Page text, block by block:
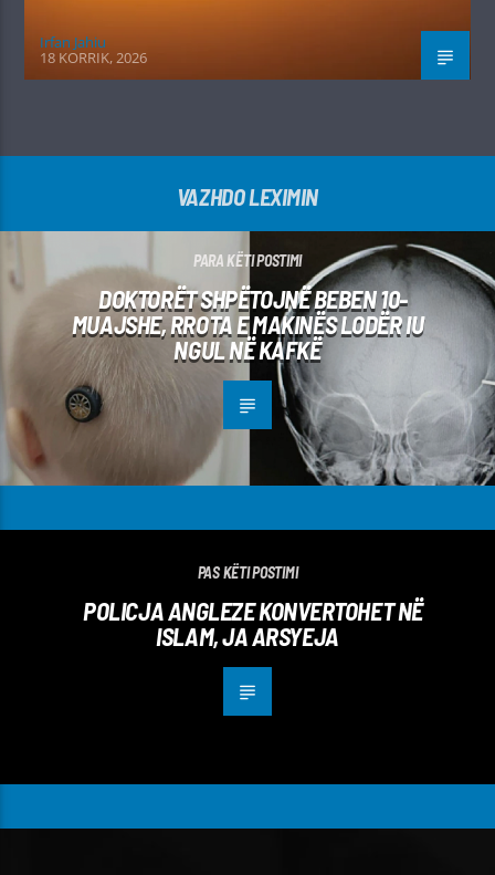
Irfan Jahiu
18 KORRIK, 2026
VAZHDO LEXIMIN
PARA KËTI POSTIMI
DOKTORËT SHPËTOJNË BEBEN 10-
MUAJSHE, RROTA E MAKINËS LODËR IU
NGUL NË KAFKË
PAS KËTI POSTIMI
POLICJA ANGLEZE KONVERTOHET NË
ISLAM, JA ARSYEJA